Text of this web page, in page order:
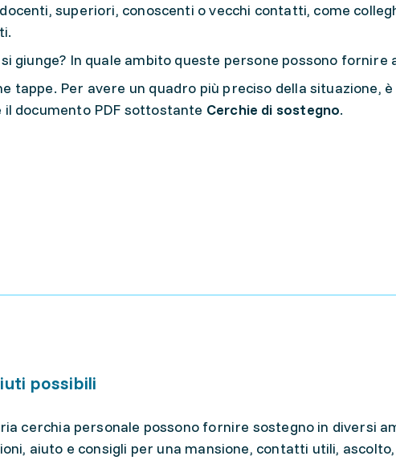
superiori, conoscenti o vecchi contatti, come
giunge? In quale ambito queste persone possono fornire
tappe. Per avere un quadro più preciso della situazione, è
documento PDF sottostante Cerchie di sostegno.
possibili
cerchia personale possono fornire sostegno in diversi
aiuto e consigli per una mansione, contatti utili, ascolto,